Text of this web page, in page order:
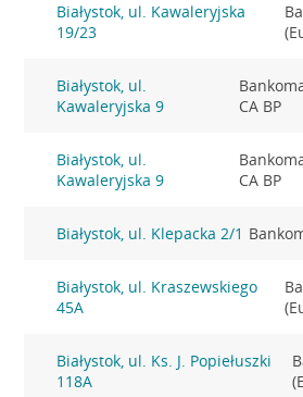
Białystok, ul. Kawaleryjska
19/23
Białystok, ul.
Kawaleryjska 9
CA BP
Białystok, ul.
Kawaleryjska 9
CA BP
Białystok, ul. Klepacka 2/1
Białystok, ul. Kraszewskiego
45A
Białystok, ul. Ks. J. Popiełuszki
118A